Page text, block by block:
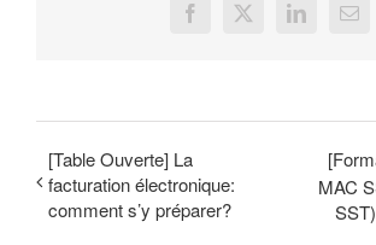
Facebook
X LinkedIn
[Table Ouverte] La
facturation électronique:
comment s’y préparer?
MAC